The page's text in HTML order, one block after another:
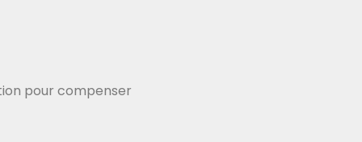
pour compenser